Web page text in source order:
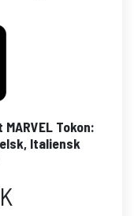
Tokon:
Italiensk